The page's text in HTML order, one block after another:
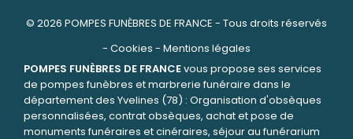
© 2026 POMPES FUNÈBRES DE FRANCE - Tous droits réservés
- Cookies - Mentions légales
POMPES FUNÈBRES DE FRANCEvous propose ses services
de pompes funèbres et marbrerie funéraire dans le
département des Yvelines (78) : Organisation d'obsèques
personnalisées, contrat obsèques, achat et pose de
monuments funéraires et cinéraires, séjour au funérarium